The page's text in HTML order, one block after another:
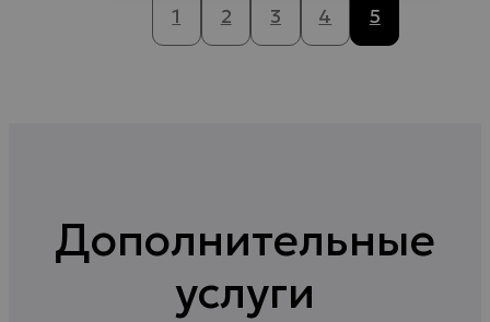
1 2 3 4 5
Дополнительные
услуги